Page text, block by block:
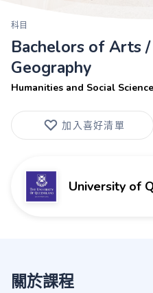
科目
Bachelors of Arts /
Geography
Humanities and Social
加入喜好清單
University of
關於課程